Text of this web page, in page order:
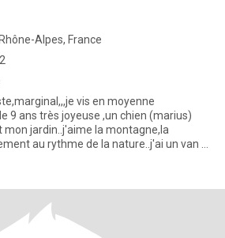
Alpes, France
vis en moyenne
9 ans très joyeuse ,un chien (marius)
mon jardin..j'aime la montagne,la
au rythme de la nature..j'ai un van et